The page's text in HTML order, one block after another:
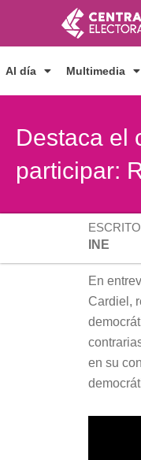
contenido
Al día Multimedia
Destaca el
participar:
INE
En
Cardiel,
en su